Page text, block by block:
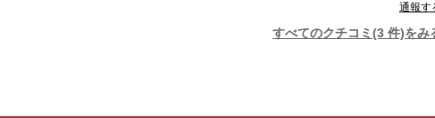
通報す
すべてのクチコミ(3 件)をみ